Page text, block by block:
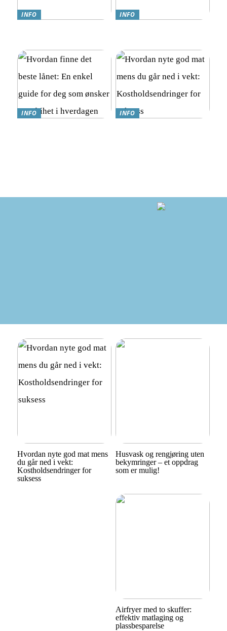
INFO
INFO
INFO
INFO
Hvordan nyte god mat mens
du går ned i vekt:
Kostholdsendringer for
suksess
Husvask og rengjøring uten
bekymringer – et oppdrag
som er mulig!
Airfryer med to skuffer:
effektiv matlaging og
plassbesparelse